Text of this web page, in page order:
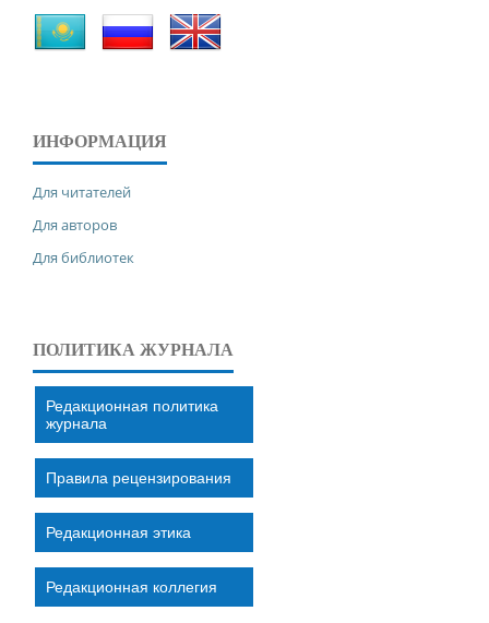
ИНФОРМАЦИЯ
Для читателей
Для авторов
Для библиотек
ПОЛИТИКА ЖУРНАЛА
Редакционная политика
журнала
Правила рецензирования
Редакционная этика
Редакционная коллегия